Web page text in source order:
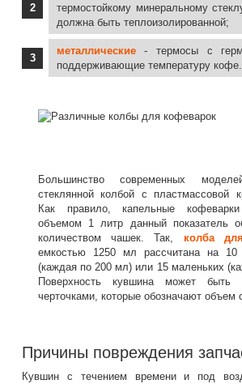
термостойкому минеральному
должна быть теплоизолированной;
металлические- термосы с
поддерживающие температуру кофе.
Большинство современных
стеклянной колбой с пластмассовой
Как правило, капельные
объемом 1 литр данный показатель
количеством чашек. Так, колба
емкостью 1250 мл рассчитана на
(каждая по 200 мл) или 15 маленьких
Поверхность кувшина может быть
черточками, которые обозначают объем
Причины повреждения
Кувшин с течением времени и под